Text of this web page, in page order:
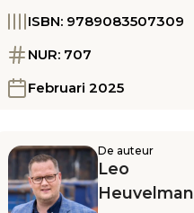
ISBN: 9789083507309
NUR: 707
Februari 2025
De auteur
Leo
Heuvelman